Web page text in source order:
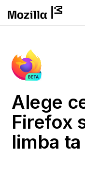
Alege
Firefox
limba ta